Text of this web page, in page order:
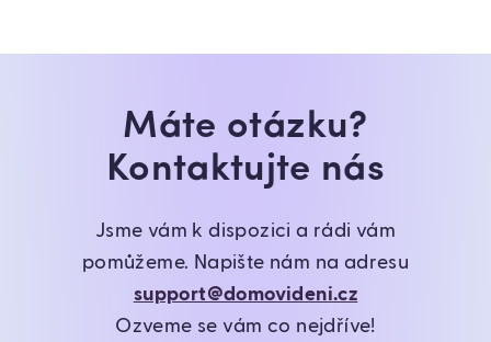
Máte otázku?
Kontaktujte nás
Jsme vám k dispozici a rádi vám
pomůžeme. Napište nám na adresu
support@domovideni.cz
Ozveme se vám co nejdříve!